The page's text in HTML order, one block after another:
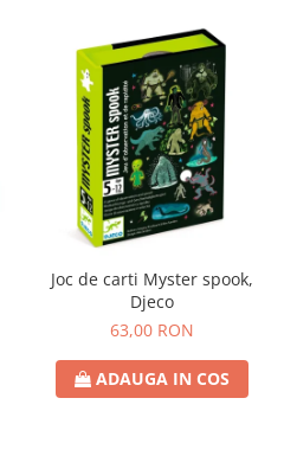
Joc de carti Myster spook,
Djeco
63,00 RON
ADAUGA IN COS